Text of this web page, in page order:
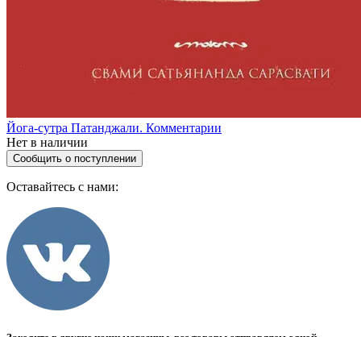
Йога-сутра Патанджали. Комментарии
Нет в наличии
Сообщить о поступлении
Оставайтесь с нами: